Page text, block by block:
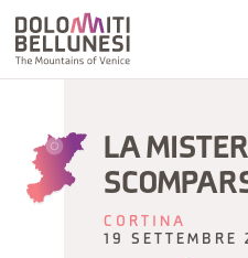
LA
CORTINA
19